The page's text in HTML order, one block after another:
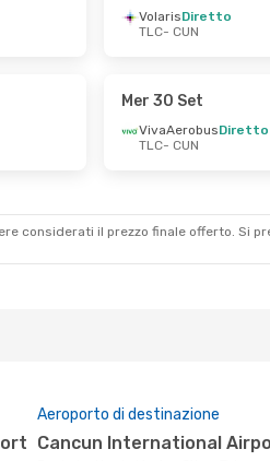
VolarisDiretto
TLC- CUN
Mer 30 Set
VivaAerobusDiretto
TLC- CUN
considerati il ​​prezzo finale offerto. Si
Aeroporto di destinazione
Cancun International